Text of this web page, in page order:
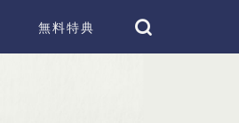
無料特典